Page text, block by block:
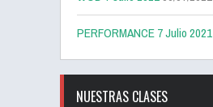
PERFORMANCE 7 Julio 2021
NUESTRAS CLASES